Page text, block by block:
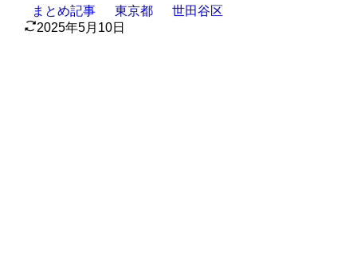
まとめ記事 東京都
世田谷区
2025年5月10日